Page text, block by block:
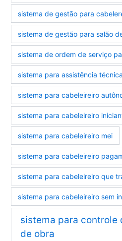
sistema de gestão para
sistema de gestão para salão
sistema de ordem de serviço
sistema para assistência
sistema para cabeleireiro
sistema para cabeleireiro
sistema para cabeleireiro mei
sistema para cabeleireiro
sistema para cabeleireiro que
sistema para cabeleireiro sem
sistema para controle
de obra